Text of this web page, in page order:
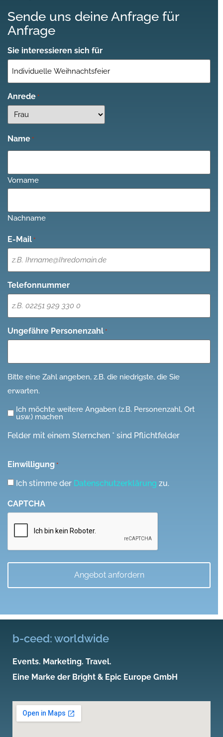
Sende uns deine Anfrage für
Anfrage
Sie interessieren sich für
Anrede *
Name *
Vorname
Nachname
E-Mail *
Telefonnummer
Ungefähre Personenzahl *
Bitte eine Zahl angeben, z.B. die niedrigste, die Sie
erwarten.
Ich
weitere
(z.B.
Personenzahl,
usw.)
machen
Ich möchte weitere Angaben (z.B. Personenzahl, Ort
usw.) machen
Felder mit einem Sternchen * sind Pflichtfelder
Einwilligung *
Ich stimme der Datenschutzerklärung zu.
CAPTCHA
b-ceed: worldwide
Events. Marketing. Travel.
Eine Marke der Bright & Epic Europe GmbH